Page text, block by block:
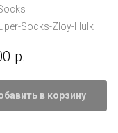
Socks-Zloy-Hulk
р.
в корзину